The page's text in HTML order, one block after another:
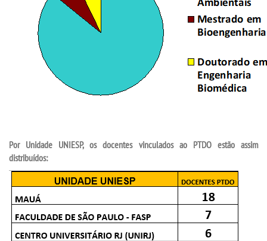
Por Unidade UNIESP, os docentes vinculados ao PTDO estão assim
distribuídos: